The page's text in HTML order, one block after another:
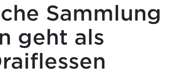
Sammlung
geht als